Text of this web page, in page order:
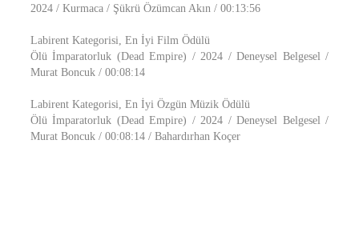
2024 / Kurmaca / Şükrü Özümcan Akın / 00:13:56
Labirent Kategorisi, En İyi Film Ödülü
Ölü İmparatorluk (Dead Empire) / 2024 / Deneysel Belgesel /
Murat Boncuk / 00:08:14
Labirent Kategorisi, En İyi Özgün Müzik Ödülü
Ölü İmparatorluk (Dead Empire) / 2024 / Deneysel Belgesel /
Murat Boncuk / 00:08:14 / Bahardırhan Koçer